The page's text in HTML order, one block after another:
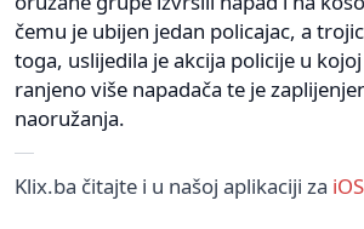
čemu je ubijen jedan policajac, a
toga, uslijedila je akcija policije u
ranjeno više napadača te je
naoružanja.
Klix.ba čitajte i u našoj aplikaciji za iOS